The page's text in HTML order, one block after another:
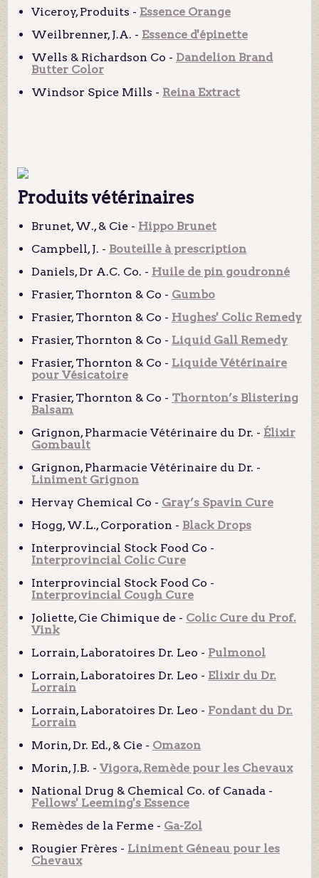
Viceroy, Produits - Essence Orange
Weilbrenner, J.A. - Essence d'épinette
Wells & Richardson Co - Dandelion Brand
Butter Color
Windsor Spice Mills - Reina Extract
Produits vétérinaires
Brunet, W., & Cie - Hippo Brunet
Campbell, J. - Bouteille à prescription
Daniels, Dr A.C. Co. - Huile de pin goudronné
Frasier, Thornton & Co - Gumbo
Frasier, Thornton & Co - Hughes' Colic Remedy
Frasier, Thornton & Co - Liquid Gall Remedy
Frasier, Thornton & Co - Liquide Vétérinaire
pour Vésicatoire
Frasier, Thornton & Co - Thornton’s Blistering
Balsam
Grignon, Pharmacie Vétérinaire du Dr. - Élixir
Gombault
Grignon, Pharmacie Vétérinaire du Dr. -
Liniment Grignon
Hervay Chemical Co - Gray’s Spavin Cure
Hogg, W.L., Corporation - Black Drops
Interprovincial Stock Food Co -
Interprovincial Colic Cure
Interprovincial Stock Food Co -
Interprovincial Cough Cure
Joliette, Cie Chimique de - Colic Cure du Prof.
Vink
Lorrain, Laboratoires Dr. Leo - Pulmonol
Lorrain, Laboratoires Dr. Leo - Elixir du Dr.
Lorrain
Lorrain, Laboratoires Dr. Leo - Fondant du Dr.
Lorrain
Morin, Dr. Ed., & Cie - Omazon
Morin, J.B. - Vigora, Remède pour les Chevaux
National Drug & Chemical Co. of Canada -
Fellows' Leeming's Essence
Remèdes de la Ferme - Ga-Zol
Rougier Frères - Liniment Géneau pour les
Chevaux